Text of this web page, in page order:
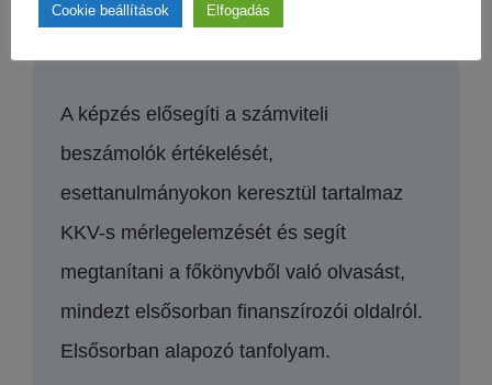
A képzés elősegíti a számviteli
beszámolók értékelését,
esettanulmányokon keresztül tartalmaz
KKV-s mérlegelemzését és segít
megtanítani a főkönyvből való olvasást,
mindezt elsősorban finanszírozói oldalról.
Elsősorban alapozó tanfolyam.
Cookie beállítások Elfogadás